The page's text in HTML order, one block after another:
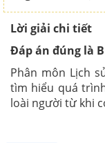
Lời giải chi tiết
Đáp án đúng là B
Phân môn Lịch
tìm hiểu quá
loài người từ khi